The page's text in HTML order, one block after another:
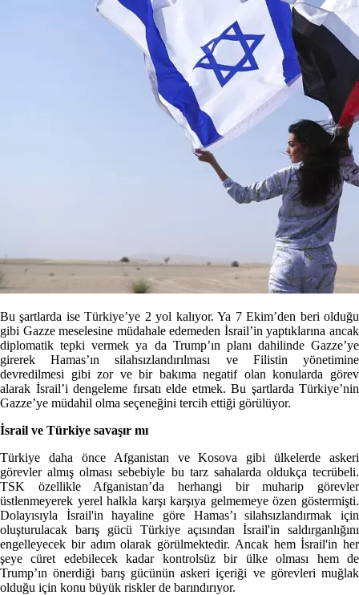
Bu şartlarda ise Türkiye’ye 2 yol kalıyor. Ya 7 Ekim’den beri olduğu
gibi Gazze meselesine müdahale edemeden İsrail’in yaptıklarına ancak
diplomatik tepki vermek ya da Trump’ın planı dahilinde Gazze’ye
girerek Hamas’ın silahsızlandırılması ve Filistin yönetimine
devredilmesi gibi zor ve bir bakıma negatif olan konularda görev
alarak İsrail’i dengeleme fırsatı elde etmek. Bu şartlarda Türkiye’nin
Gazze’ye müdahil olma seçeneğini tercih ettiği görülüyor.
İsrail ve Türkiye savaşır mı
Türkiye daha önce Afganistan ve Kosova gibi ülkelerde askeri
görevler almış olması sebebiyle bu tarz sahalarda oldukça tecrübeli.
TSK özellikle Afganistan’da herhangi bir muharip görevler
üstlenmeyerek yerel halkla karşı karşıya gelmemeye özen göstermişti.
Dolayısıyla İsrail'in hayaline göre Hamas’ı silahsızlandırmak için
oluşturulacak barış gücü Türkiye açısından İsrail'in saldırganlığını
engelleyecek bir adım olarak görülmektedir. Ancak hem İsrail'in her
şeye cüret edebilecek kadar kontrolsüz bir ülke olması hem de
Trump’ın önerdiği barış gücünün askeri içeriği ve görevleri muğlak
olduğu için konu büyük riskler de barındırıyor.